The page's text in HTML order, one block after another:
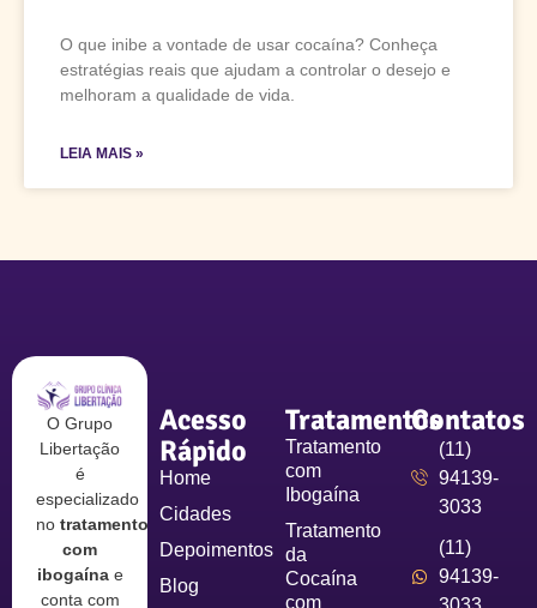
O que inibe a vontade de usar cocaína? Conheça
estratégias reais que ajudam a controlar o desejo e
melhoram a qualidade de vida.
LEIA MAIS »
O Grupo
Libertação
é
especializado
no tratamento
com
ibogaínae
conta com
Acesso
Rápido
Home
Cidades
Depoimentos
Blog
Tratamentos
Tratamento
com
Ibogaína
Tratamento
da
Cocaína
com
Contatos
(11)
94139-
3033
(11)
94139-